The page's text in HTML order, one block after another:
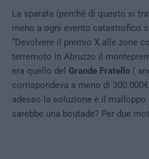
La sparata (perché di questo si
meno a ogni evento catastrofico
“Devolvere il premio X alle zone
terremoto in Abruzzo il
era quello del Grande Fratello (
corrispondeva a meno di
adesso la soluzione è il malloppo
sarebbe una boutade? Per due